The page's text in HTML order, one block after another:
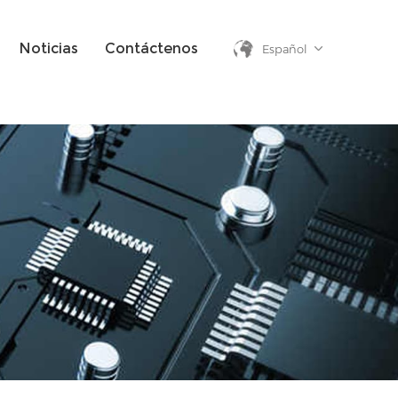
Noticias Contáctenos Español